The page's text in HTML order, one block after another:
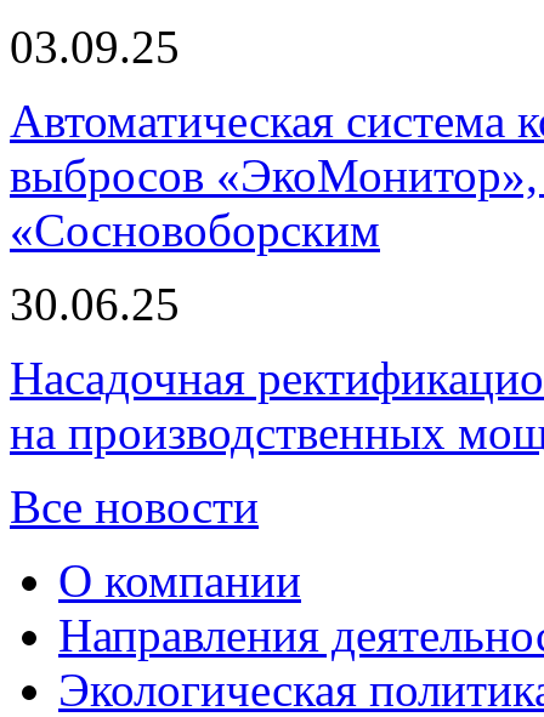
03.09.25
Автоматическая
выбросов «ЭкоМонитор»,
«Сосновоборским
30.06.25
Насадочная
на производственных
Все новости
О компании
Направления
Экологическая